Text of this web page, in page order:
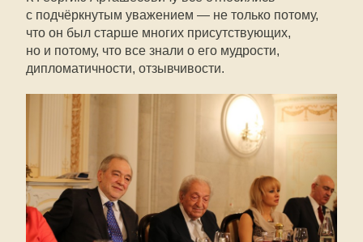
с подчёркнутым уважением — не только потому,
что он был старше многих присутствующих,
но и потому, что все знали о его мудрости,
дипломатичности, отзывчивости.